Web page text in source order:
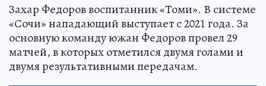
Захар Федоров воспитанник «Томи». В системе
«Сочи» нападающий выступает с 2021 года. За
основную команду южан Федоров провел 29
матчей, в которых отметился двумя голами и
двумя результативными передачам.